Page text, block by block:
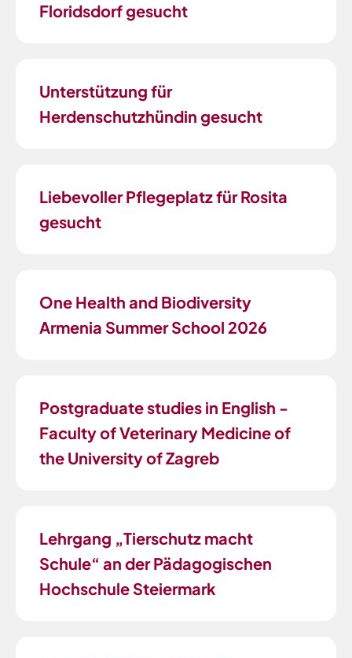
Floridsdorf gesucht
Unterstützung für
Herdenschutzhündin gesucht
Liebevoller Pflegeplatz für Rosita
gesucht
One Health and Biodiversity
Armenia Summer School 2026
Postgraduate studies in English -
Faculty of Veterinary Medicine of
the University of Zagreb
Lehrgang „Tierschutz macht
Schule“ an der Pädagogischen
Hochschule Steiermark